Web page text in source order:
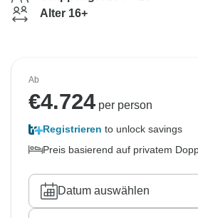
Alter 16+
Ab
€4.724 per person
Registrieren to unlock savings
Preis basierend auf privatem
Datum auswählen